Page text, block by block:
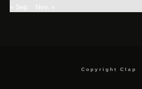
« Sep. Nov. »
Copyright Clap